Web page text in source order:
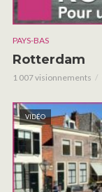
PAYS-BAS
Rotterdam
1 007 visionnements
VIDÉO